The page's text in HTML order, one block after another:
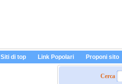
Siti di top Link Popolari Proponi sito
Cerca